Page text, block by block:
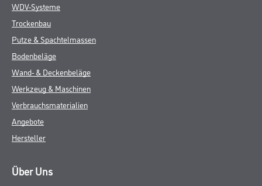
WDV-Systeme
Trockenbau
Putze & Spachtelmassen
Bodenbeläge
Wand- & Deckenbeläge
Werkzeug & Maschinen
Verbrauchsmaterialien
Angebote
Hersteller
Über Uns